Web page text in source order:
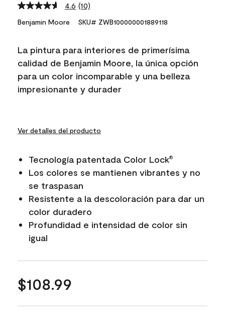
4.6 Read
10
Reviews.
link.
(10)
Benjamin Moore SKU# ZWB100000001889118
La pintura para interiores de primerísima
calidad de Benjamin Moore, la única opción
para un color incomparable y una belleza
impresionante y durader
Ver detalles del producto
Tecnología patentada Color Lock®
Los colores se mantienen vibrantes y no
se traspasan
Resistente a la descoloración para dar un
color duradero
Profundidad e intensidad de color sin
igual
$108.99